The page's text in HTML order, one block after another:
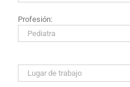
Profesión: